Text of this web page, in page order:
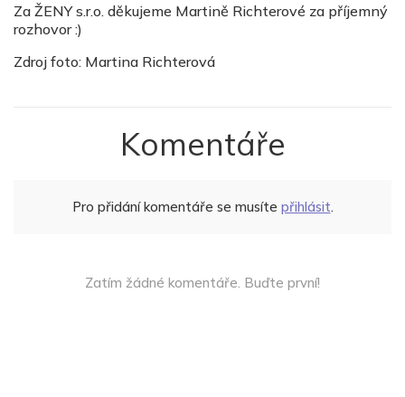
Za ŽENY s.r.o. děkujeme Martině Richterové za příjemný
rozhovor :)
Zdroj foto: Martina Richterová
Komentáře
Pro přidání komentáře se musíte přihlásit.
Zatím žádné komentáře. Buďte první!